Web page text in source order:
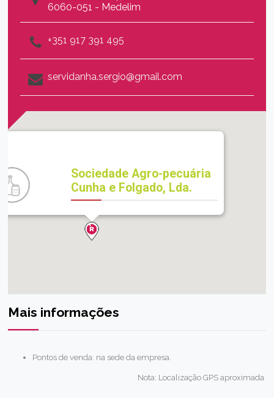
6060-051 - Medelim
+351 917 391 495
servidanha.sergio@gmail.com
Sociedade Agro-pecuária
Cunha e Folgado, Lda.
Mais informações
Pontos de venda: na sede da empresa.
Nota: Localização GPS aproximada